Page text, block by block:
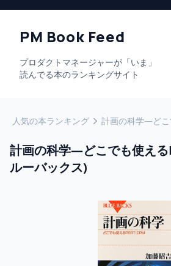
PM Book Feed
プロダクトマネージャーが「いま」
読んでる本のランキングサイト
人気の本ランキング
計画の科学―どこでも使える
ルーバックス)